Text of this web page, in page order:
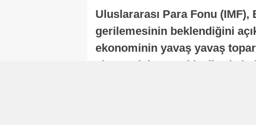
Uluslararası Para Fonu
gerilemesinin beklendiğini
ekonominin yavaş yavaş
ekonomisi, sonraki yıllarda